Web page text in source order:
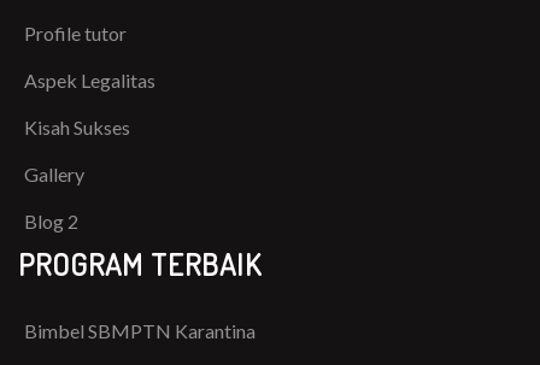
Profile tutor
Aspek Legalitas
Kisah Sukses
Gallery
Blog 2
PROGRAM TERBAIK
Bimbel SBMPTN Karantina